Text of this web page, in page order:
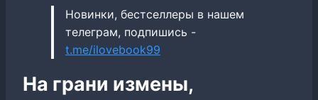
Новинки, бестселлеры в нашем
телеграм, подпишись -
t.me/ilovebook99
На грани измены,